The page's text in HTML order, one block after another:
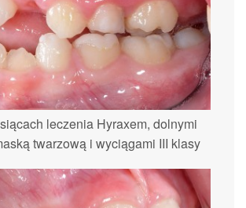
leczenia Hyraxem, dolnymi
twarzową i wyciągami III klasy